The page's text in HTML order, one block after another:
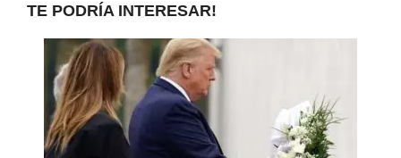
TE PODRÍA INTERESAR!